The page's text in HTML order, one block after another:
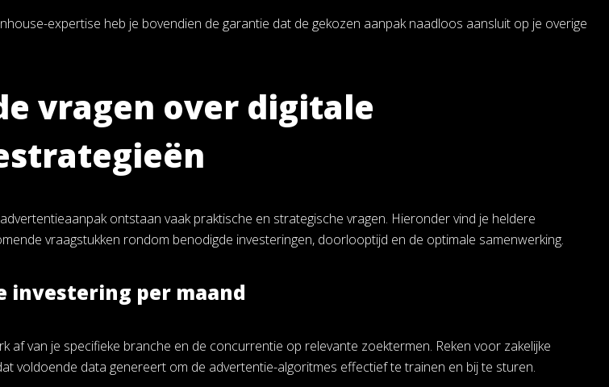
expertise heb je bovendien de garantie dat de gekozen aanpak naadloos aansluit op je overige
vragen over digitale
ontstaan vaak praktische en strategische vragen. Hieronder vind je heldere
vraagstukken rondom benodigde investeringen, doorlooptijd en de optimale samenwerking.
investering per maand
af van je specifieke branche en de concurrentie op relevante zoektermen. Reken voor zakelijke
voldoende data genereert om de advertentie-algoritmes effectief te trainen en bij te sturen.